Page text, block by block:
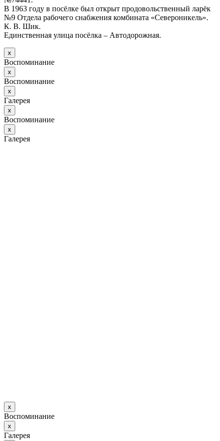
В 1963 году в посёлке был открыт продовольственный ларёк
№9 Отдела рабочего снабжения комбината «Североникель».
К. В. Шик.
Единственная улица посёлка – Автодорожная.
х
Воспоминание
х
Воспоминание
х
Галерея
х
Воспоминание
х
Галерея
х
Воспоминание
х
Галерея